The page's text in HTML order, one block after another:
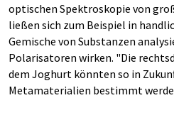
optischen Spektroskopie von
ließen sich zum Beispiel in
Gemische von Substanzen
Polarisatoren wirken. "Die
dem Joghurt könnten so in
Metamaterialien bestimmt